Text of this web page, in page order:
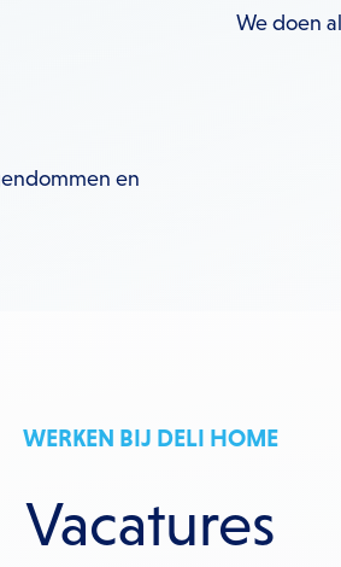
en
We doen
WERKEN BIJ DELI HOME
Vacatures